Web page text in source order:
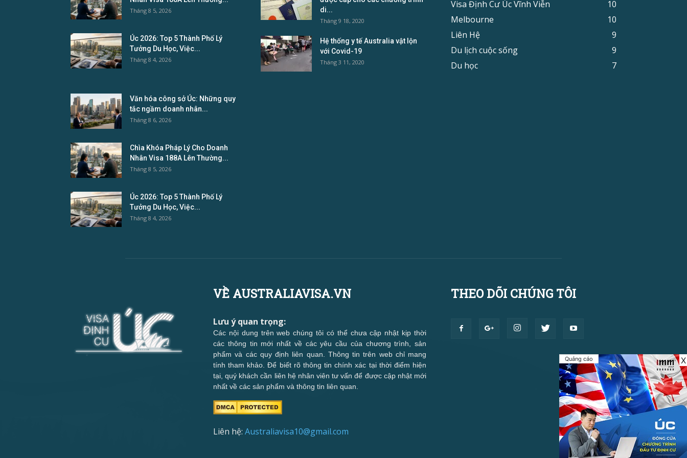
Quảng cáo X
Tháng 8 5, 2026
Úc 2026: Top 5 Thành Phố Lý
Tưởng Du Học, Việc...
Tháng 8 4, 2026
Văn hóa công sở Úc: Những quy
tắc ngầm doanh nhân...
Tháng 8 6, 2026
Chìa Khóa Pháp Lý Cho Doanh
Nhân Visa 188A Lên Thường...
Tháng 8 5, 2026
Úc 2026: Top 5 Thành Phố Lý
Tưởng Du Học, Việc...
Tháng 8 4, 2026
di...
Tháng 9 18, 2020
Hệ thống y tế Australia vật lộn
với Covid-19
Tháng 3 11, 2020
Visa Định Cư Úc Vĩnh Viễn
10
Melbourne
10
Liên Hệ
9
Du lịch cuộc sống
9
Du học
7
VỀ AUSTRALIAVISA.VN
Lưu ý quan trọng:
Các nội dung trên web chúng tôi có thể chưa cập nhật kịp thời
các thông tin mới nhất về các yêu cầu của chương trình, sản
phẩm và các quy định liên quan. Thông tin trên web chỉ mang
tính tham khảo. Để biết rõ thông tin chính xác tại thời điểm hiện
tại, quý khách cần liên hệ nhân viên tư vấn để được cập nhật mới
nhất về các sản phẩm và thông tin liên quan.
Liên hệ: Australiavisa10@gmail.com
THEO DÕI CHÚNG TÔI